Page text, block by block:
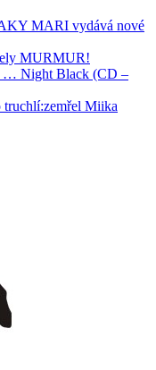
MARI vydává nové
MURMUR!
Night Black (CD –
truchlí:zemřel Miika